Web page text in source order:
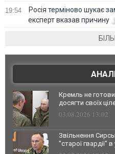
19:54
Росія терміново шукає
експерт вказав причину
Кремль не
досягти своїх
03.08.2026 13:02
Звільнення
"старої гвардії" в